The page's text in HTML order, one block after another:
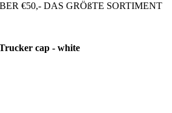
€50,- DAS GRÖßTE SORTIMENT
cap - white